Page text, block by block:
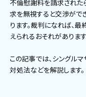
不倫慰謝料を請求された
求を無視すると交渉がで
ります。裁判になれば、
えられるおそれがあります
この記事では、シングル
対処法などを解説します。